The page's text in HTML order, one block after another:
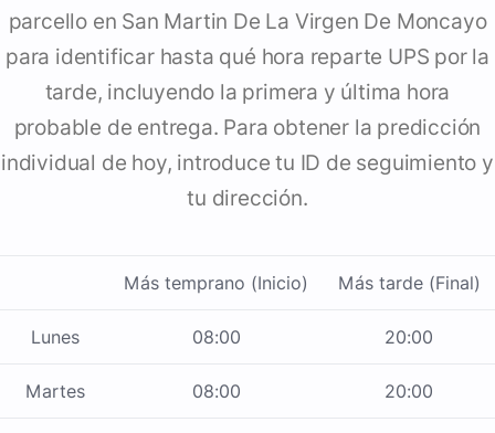
parcello en San Martin De La Virgen De Moncayo
para identificar hasta qué hora reparte UPS por la
tarde, incluyendo la primera y última hora
probable de entrega. Para obtener la predicción
individual de hoy, introduce tu ID de seguimiento y
tu dirección.
Más temprano (Inicio) Más tarde (Final)
Lunes 08:00 20:00
Martes 08:00 20:00